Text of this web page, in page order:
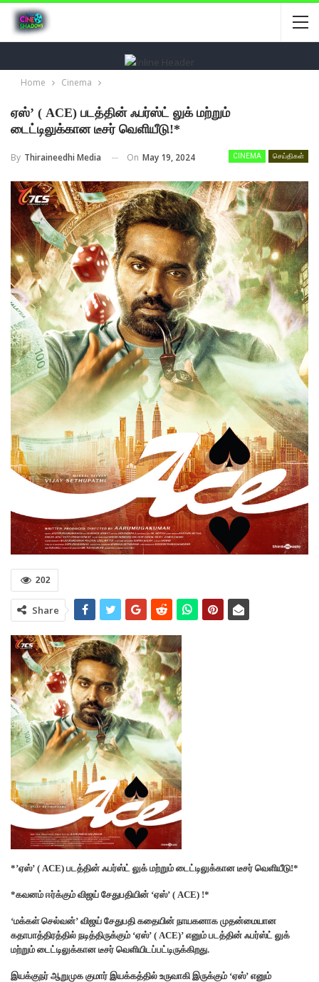
Home Cinema
ஏஸ்’ ( ACE) படத்தின் ஃபர்ஸ்ட் லுக் மற்றும்
டைட்டிலுக்கான டீசர் வெளியீடு!*
CINEMA செய்திகள்
By Thiraineedhi Media On May 19, 2024
202
Share
*’ஏஸ்’ ( ACE) படத்தின் ஃபர்ஸ்ட் லுக் மற்றும் டைட்டிலுக்கான டீசர் வெளியீடு!*
*கவனம் ஈர்க்கும் விஜய் சேதுபதியின் ‘ஏஸ்’ ( ACE) !*
‘மக்கள் செல்வன்’ விஜய் சேதுபதி கதையின் நாயகனாக முதன்மையான
கதாபாத்திரத்தில் நடித்திருக்கும் ‘ஏஸ்’ ( ACE)’ எனும் படத்தின் ஃபர்ஸ்ட் லுக்
மற்றும் டைட்டிலுக்கான டீசர் வெளியிடப்பட்டிருக்கிறது.
இயக்குநர் ஆறுமுக குமார் இயக்கத்தில் உருவாகி இருக்கும் ‘ஏஸ்’ எனும்